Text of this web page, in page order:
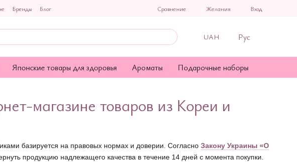
Бренды
Блог
Сравнение Желания Вход
UAH Рус
Японские товары для здоровья Ароматы Подарочные наборы
магазине товаров из Кореи и
базируется на правовых нормах и доверии. Согласно Закону Украины «О
продукцию надлежащего качества в течение 14 дней с момента покупки.